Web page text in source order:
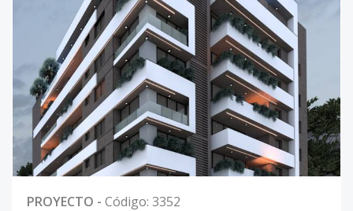
PROYECTO - Código: 3352